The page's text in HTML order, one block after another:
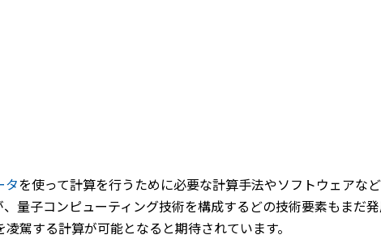
タを使って計算を行うために必要な計算手法やソフトウェアな
量子コンピューティング技術を構成するどの技術要素もまだ
駕する計算が可能となると期待されています。